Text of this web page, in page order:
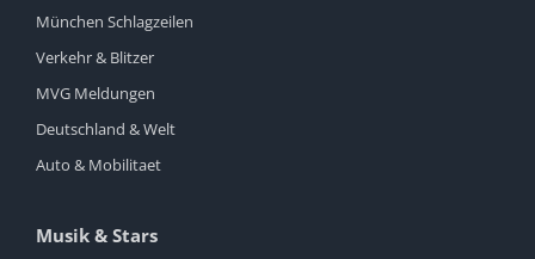
München Schlagzeilen
Verkehr & Blitzer
MVG Meldungen
Deutschland & Welt
Auto & Mobilitaet
Musik & Stars